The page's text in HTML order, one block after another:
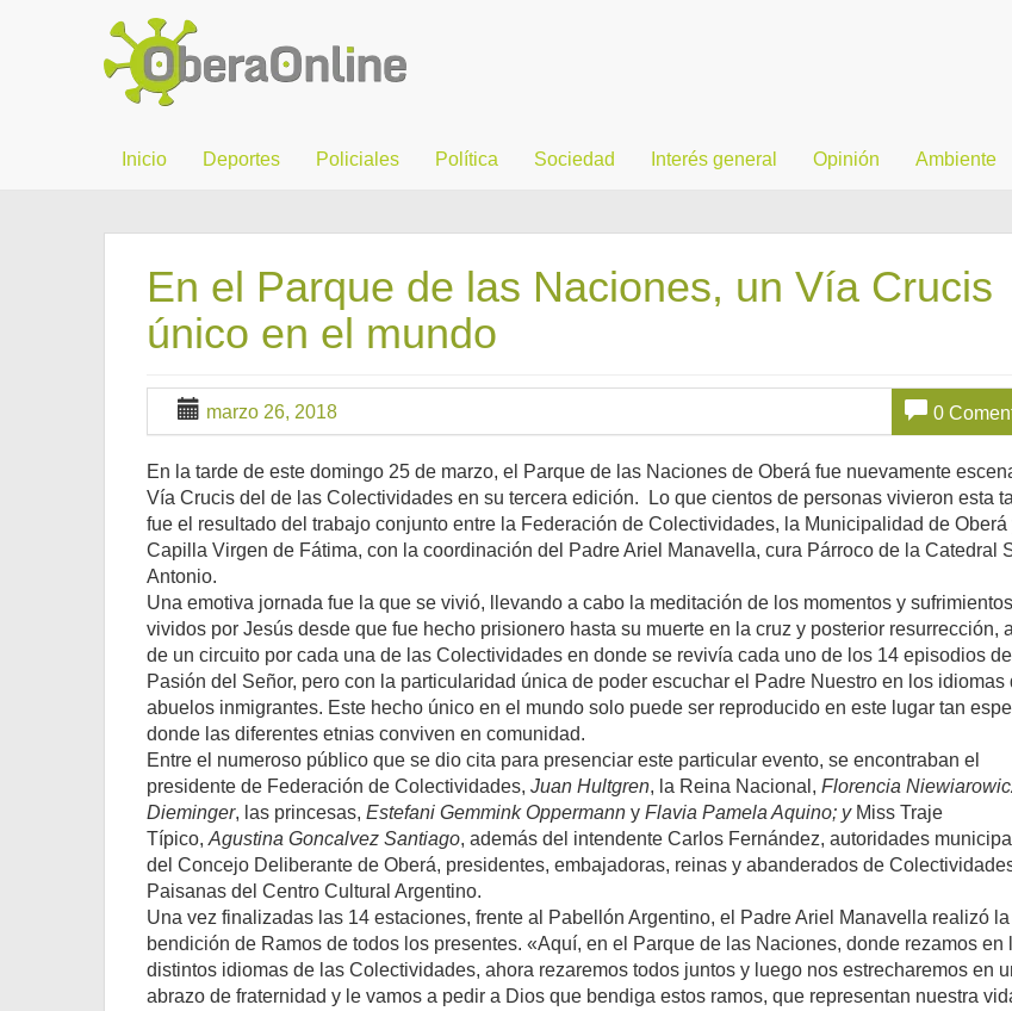
Inicio Deportes Policiales Política Sociedad Interés general Opinión Ambiente
En el Parque de las Naciones, un Vía Crucis
único en el mundo
marzo 26, 2018 0
En la tarde de este domingo 25 de marzo, el Parque de las Naciones de Oberá fue nuevamente
Vía Crucis del de las Colectividades en su tercera edición.
Lo que cientos de personas vivieron esta
fue el resultado del trabajo conjunto entre la Federación de Colectividades, la Municipalidad de Oberá
Capilla Virgen de Fátima, con la coordinación del Padre Ariel Manavella, cura Párroco de la Catedral
Antonio.
Una emotiva jornada fue la que se vivió, llevando a cabo la meditación de los momentos y sufrimientos
vividos por Jesús desde que fue hecho prisionero hasta su muerte en la cruz y posterior resurrección,
de un circuito por cada una de las Colectividades en donde se revivía cada uno de los 14 episodios
Pasión del Señor, pero con la particularidad única de poder escuchar el Padre Nuestro en los idiomas
abuelos inmigrantes. Este hecho único en el mundo solo puede ser reproducido en este lugar tan
donde las diferentes etnias conviven en comunidad.
Entre el numeroso público que se dio cita para presenciar este particular evento, se encontraban el
presidente de Federación de Colectividades, Juan Hultgren, la Reina Nacional, Florencia
Dieminger, las princesas, Estefani Gemmink Oppermann y Flavia Pamela Aquino; y Miss Traje
Típico, Agustina Goncalvez Santiago, además del intendente Carlos Fernández, autoridades
del Concejo Deliberante de Oberá, presidentes, embajadoras, reinas y abanderados de
Paisanas del Centro Cultural Argentino.
Una vez finalizadas las 14 estaciones, frente al Pabellón Argentino, el Padre Ariel Manavella realizó la
bendición de Ramos de todos los presentes. «Aquí, en el Parque de las Naciones, donde rezamos en
distintos idiomas de las Colectividades, ahora rezaremos todos juntos y luego nos estrecharemos en
abrazo de fraternidad y le vamos a pedir a Dios que bendiga estos ramos, que representan nuestra